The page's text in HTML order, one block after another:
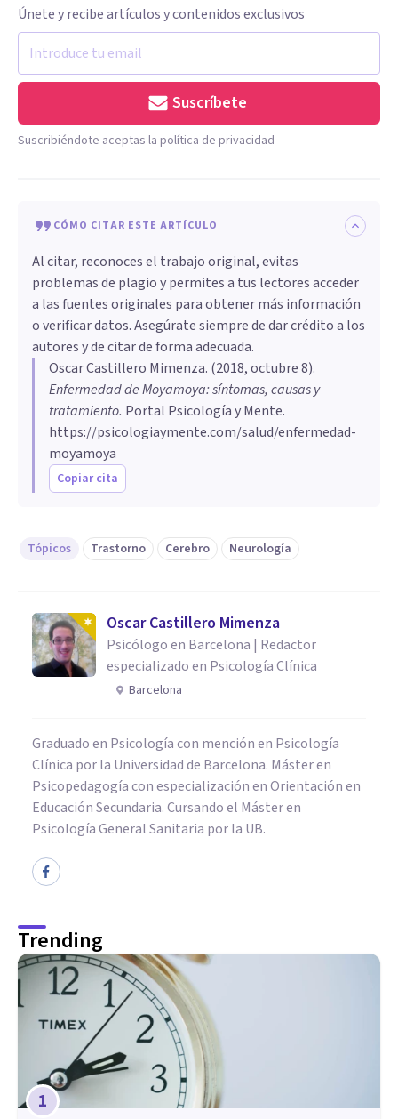
Únete y recibe artículos y contenidos exclusivos
Suscríbete
Suscribiéndote aceptas la política de privacidad
CÓMO CITAR ESTE ARTÍCULO
Al citar, reconoces el trabajo original, evitas
problemas de plagio y permites a tus lectores acceder
a las fuentes originales para obtener más información
o verificar datos. Asegúrate siempre de dar crédito a los
autores y de citar de forma adecuada.
Oscar Castillero Mimenza. (2018, octubre 8).
Enfermedad de Moyamoya: síntomas, causas y
tratamiento. Portal Psicología y Mente.
https://psicologiaymente.com/salud/enfermedad-
moyamoya
Copiar cita
Tópicos Trastorno Cerebro Neurología
Oscar Castillero Mimenza
Psicólogo en Barcelona | Redactor
especializado en Psicología Clínica
Barcelona
Graduado en Psicología con mención en Psicología
Clínica por la Universidad de Barcelona. Máster en
Psicopedagogía con especialización en Orientación en
Educación Secundaria. Cursando el Máster en
Psicología General Sanitaria por la UB.
Trending
1